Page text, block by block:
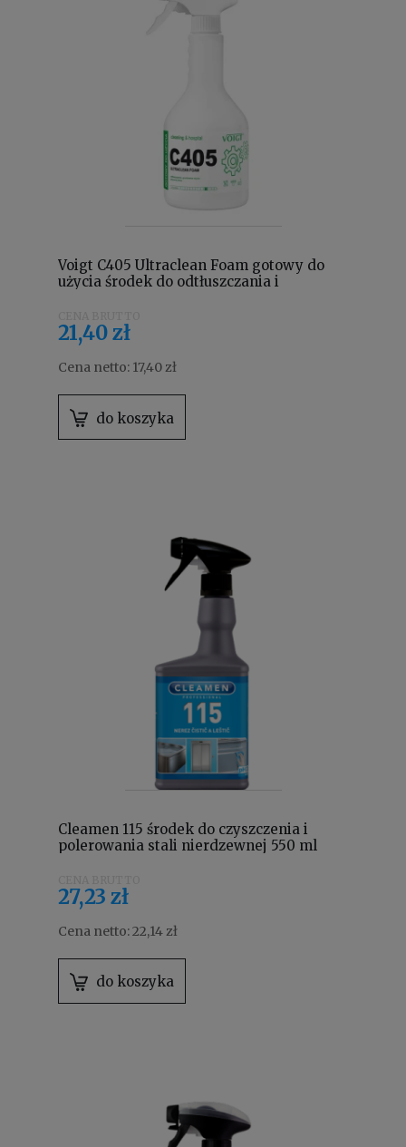
Voigt C405 Ultraclean Foam gotowy do
użycia środek do odtłuszczania i
21,40 zł
Cena netto: 17,40 zł
do koszyka
Cleamen 115 środek do czyszczenia i
polerowania stali nierdzewnej 550 ml
27,23 zł
Cena netto:22,14 zł
do koszyka